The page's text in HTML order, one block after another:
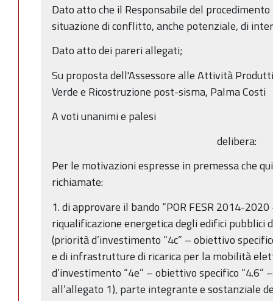
Dato atto che il Responsabile del
situazione di conflitto, anche potenziale, di
Dato atto dei pareri allegati;
Su proposta dell'Assessore alle Attività
Verde e Ricostruzione post-sisma, Palma Costi
A voti unanimi e palesi
delibera:
Per le motivazioni espresse in premessa che
richiamate:
1. di approvare il bando “POR FESR 2014-
riqualificazione energetica degli edifici pubblici
(priorità d’investimento “4c” – obiettivo
e di infrastrutture di ricarica per la mobilità
d’investimento “4e” – obiettivo specifico “4.6” –
all’allegato 1), parte integrante e sostanziale